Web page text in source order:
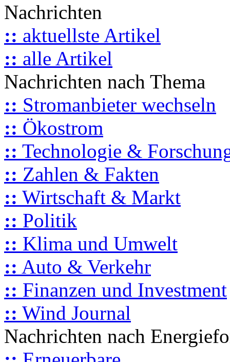
Nachrichten
:: aktuellste Artikel
:: alle Artikel
Nachrichten nach Thema
:: Stromanbieter wechseln
:: Ökostrom
:: Technologie &
:: Zahlen & Fakten
:: Wirtschaft & Markt
:: Politik
:: Klima und Umwelt
:: Auto & Verkehr
:: Finanzen und Investment
:: Wind Journal
Nachrichten nach